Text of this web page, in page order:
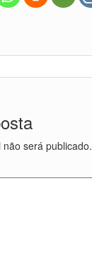
será publicado.